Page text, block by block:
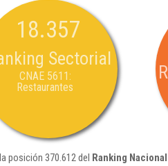
18.357
Sectorial
CNAE 5611:
Restaurantes
posición 370.612 del Ranking